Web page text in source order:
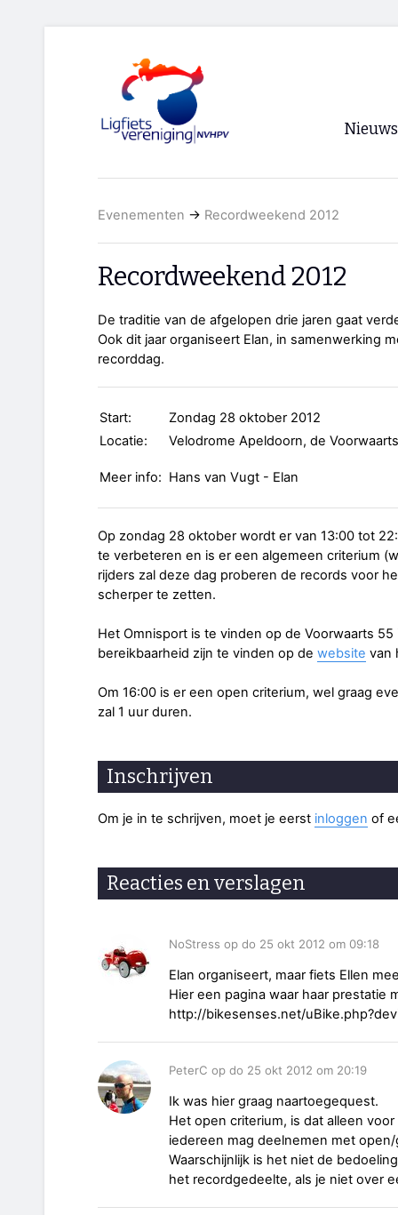
Nieuws
Evenementen → Recordweekend 2012
Recordweekend 2012
De traditie van de afgelopen drie jaren gaat
Ook dit jaar organiseert Elan, in samenwerking
recorddag.
Start:
Zondag 28 oktober 2012
Locatie:
Velodrome Apeldoorn, de
Meer info: Hans van Vugt - Elan
Op zondag 28 oktober wordt er van 13:00 tot
te verbeteren en is er een algemeen criterium
rijders zal deze dag proberen de records voor
scherper te zetten.
Het Omnisport is te vinden op de Voorwaarts
bereikbaarheid zijn te vinden op de website van
Om 16:00 is er een open criterium, wel graag
zal 1 uur duren.
Inschrijven
Om je in te schrijven, moet je eerst inloggen of
Reacties en verslagen
NoStress op do 25 okt 2012 om 09:18
Elan organiseert, maar fiets Ellen
Hier een pagina waar haar prestatie
http://bikesenses.net/
PeterC op do 25 okt 2012 om 20:19
Ik was hier graag naartoegequest.
Het open criterium, is dat alleen
iedereen mag deelnemen met
Waarschijnlijk is het niet de
het recordgedeelte, als je niet over